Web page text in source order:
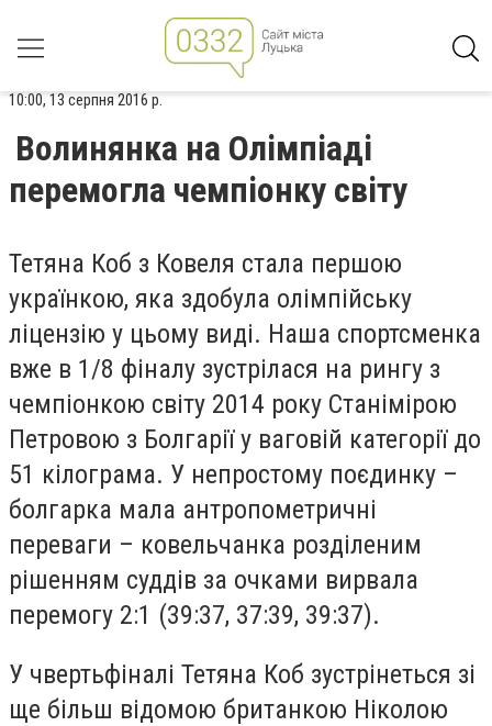
10:00, 13 серпня 2016 р.
Волинянка на Олімпіаді
перемогла чемпіонку світу
Тетяна Коб з Ковеля стала першою
українкою, яка здобула олімпійську
ліцензію у цьому виді. Наша спортсменка
вже в 1/8 фіналу зустрілася на рингу з
чемпіонкою світу 2014 року Станімірою
Петровою з Болгарії у ваговій категорії до
51 кілограма. У непростому поєдинку –
болгарка мала антропометричні
переваги – ковельчанка розділеним
рішенням суддів за очками вирвала
перемогу 2:1 (39:37, 37:39, 39:37).
У чвертьфіналі Тетяна Коб зустрінеться зі
ще більш відомою британкою Ніколою